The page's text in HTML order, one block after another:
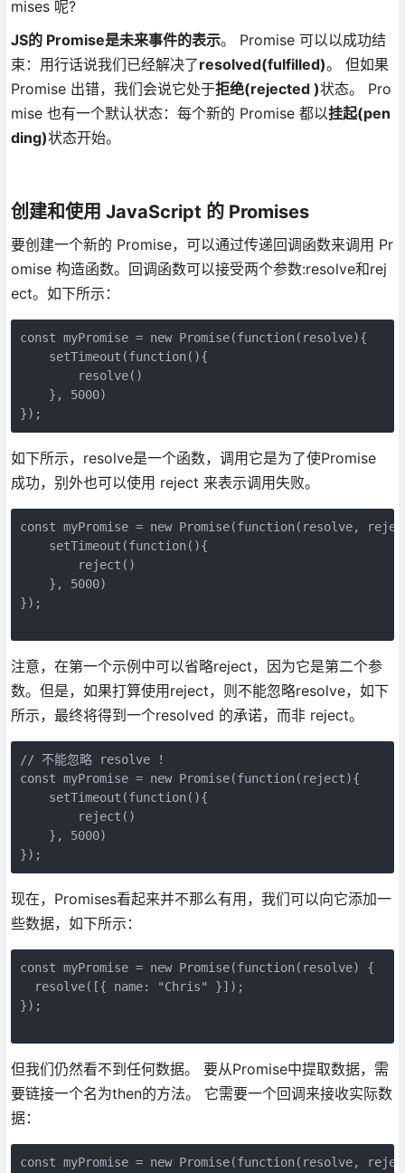
mises 呢?
JS的 Promise是未来事件的表示。 Promise 可以以成功结
束：用行话说我们已经解决了resolved(fulfilled)。 但如果
Promise 出错，我们会说它处于拒绝(rejected )状态。 Pro
mise 也有一个默认状态：每个新的 Promise 都以挂起(pen
ding)状态开始。
创建和使用 JavaScript 的 Promises
要创建一个新的 Promise，可以通过传递回调函数来调用 Pr
omise 构造函数。回调函数可以接受两个参数:resolve和rej
ect。如下所示：
const myPromise = new Promise(function(resolve){
    setTimeout(function(){
        resolve()
    }, 5000)
如下所示，resolve是一个函数，调用它是为了使Promise
成功，别外也可以使用 reject 来表示调用失败。
const myPromise = new Promise(function(resolve,
    setTimeout(function(){
        reject()
    }, 5000)
});
注意，在第一个示例中可以省略reject，因为它是第二个参
数。但是，如果打算使用reject，则不能忽略resolve，如下
所示，最终将得到一个resolved 的承诺，而非 reject。
// 不能忽略 resolve !
const myPromise = new Promise(function(reject){
    setTimeout(function(){
        reject()
    }, 5000)
现在，Promises看起来并不那么有用，我们可以向它添加一
些数据，如下所示：
const myPromise = new Promise(function(resolve) {
  resolve([{ name: "Chris" }]);
});
但我们仍然看不到任何数据。 要从Promise中提取数据，需
要链接一个名为then的方法。 它需要一个回调来接收实际数
据：
const myPromise = new Promise(function(resolve,